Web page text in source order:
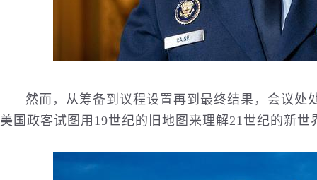
然而，从筹备到议程设置再到最终结果，会议处
美国政客试图用19世纪的旧地图来理解21世纪的新